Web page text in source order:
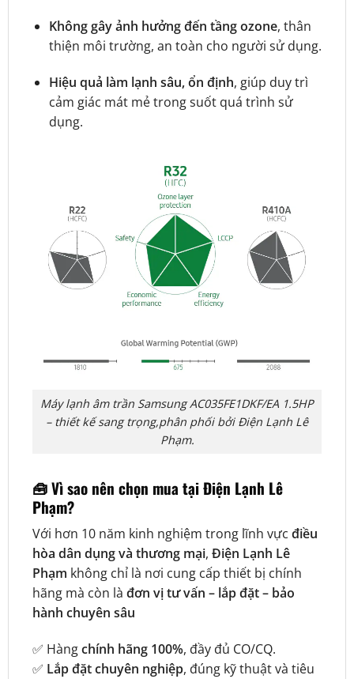
Không gây ảnh hưởng đến tầng ozone, thân
thiện môi trường, an toàn cho người sử dụng.
Hiệu quả làm lạnh sâu, ổn định, giúp duy trì
cảm giác mát mẻ trong suốt quá trình sử
dụng.
Máy lạnh âm trần Samsung AC035FE1DKF/EA 1.5HP
– thiết kế sang trọng,phân phối bởi Điện Lạnh Lê
Phạm.
🧰Vì sao nên chọn mua tại Điện Lạnh Lê
Phạm?
Với hơn 10 năm kinh nghiệm trong lĩnh vực điều
hòa dân dụng và thương mại, Điện Lạnh Lê
Phạm không chỉ là nơi cung cấp thiết bị chính
hãng mà còn là đơn vị tư vấn – lắp đặt – bảo
hành chuyên sâu
✅ Hàngchính hãng 100%, đầy đủ CO/CQ.
✅ Lắp đặt chuyên nghiệp, đúng kỹ thuật và tiêu